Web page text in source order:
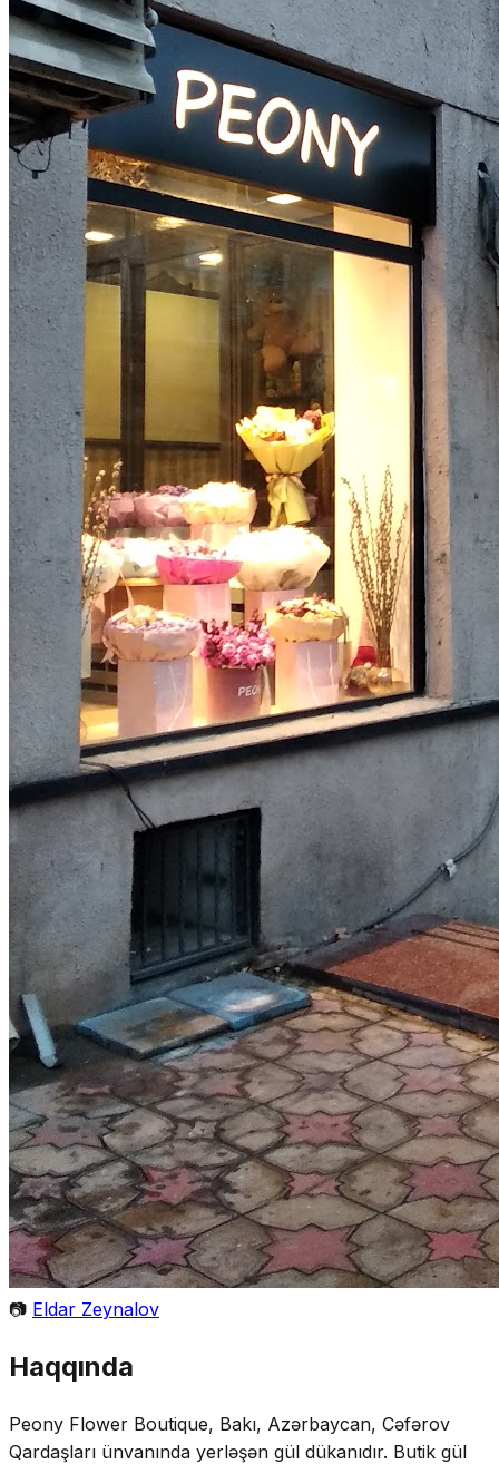
📷 Eldar Zeynalov
Haqqında
Peony Flower Boutique, Bakı, Azərbaycan, Cəfərov
Qardaşları ünvanında yerləşən gül dükanıdır. Butik gül